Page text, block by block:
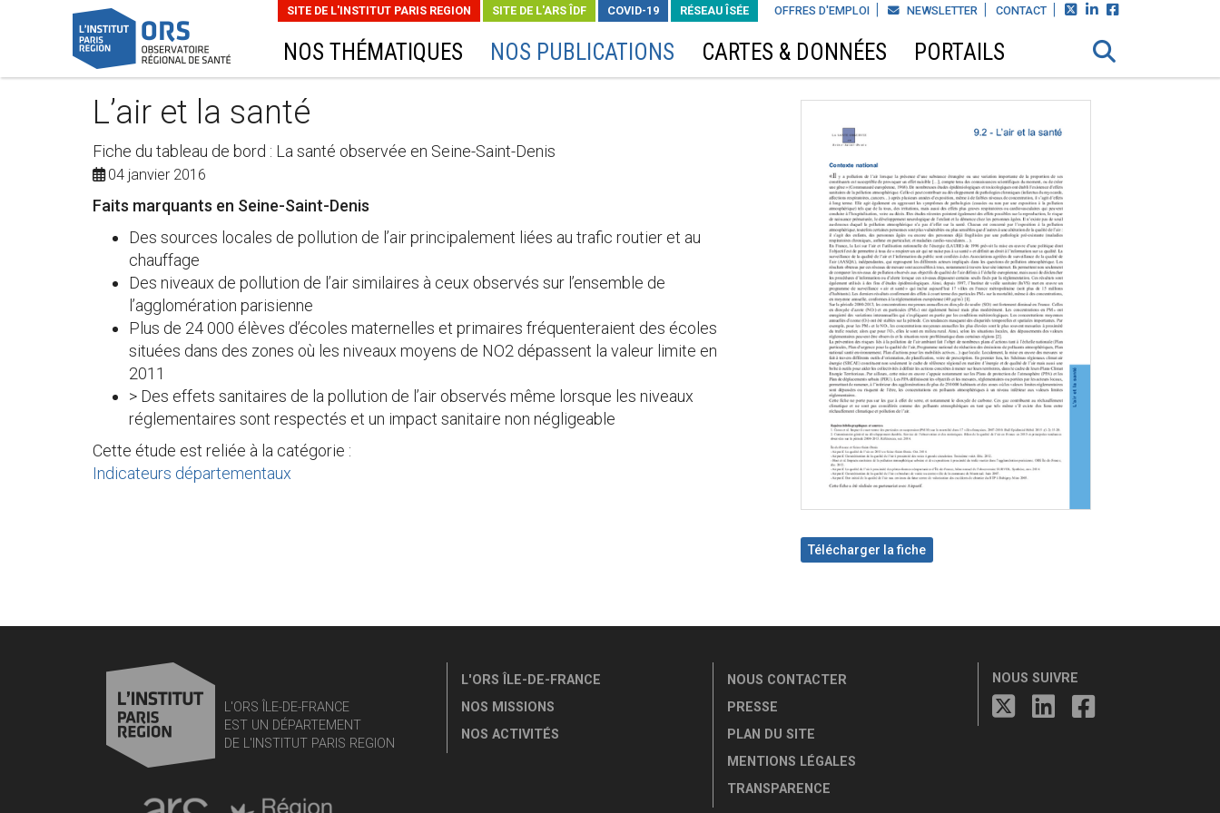
OFFRES D'EMPLOI NEWSLETTER CONTACT   
SITE DE L'INSTITUT PARIS REGION SITE DE L'ARS ÎDF COVID-19 RÉSEAU ÎSÉE
NOS THÉMATIQUES NOS PUBLICATIONS CARTES & DONNÉES PORTAILS
L’air et la santé
Fiche du tableau de bord : La santé observée en Seine-Saint-Denis
04 janvier 2016
Faits marquants en Seine-Saint-Denis
Des sources locales de pollution de l’air principalement liées au trafic routier et au
chauffage
Des niveaux de pollution de l’air similaires à ceux observés sur l’ensemble de
l’agglomération parisienne
Plus de 24 000 élèves d’écoles maternelles et primaires fréquenteraient des écoles
situées dans des zones où les niveaux moyens de NO2 dépassent la valeur limite en
2011
> Des effets sanitaires de la pollution de l’air observés même lorsque les niveaux
réglementaires sont respectés et un impact sanitaire non négligeable
Cette étude est reliée à la catégorie :
Indicateurs départementaux
Télécharger la fiche
L'ORS ÎLE-DE-FRANCE
EST UN DÉPARTEMENT
DE L'INSTITUT PARIS REGION
L'ORS ÎLE-DE-FRANCE
NOS MISSIONS
NOS ACTIVITÉS
NOUS CONTACTER
PRESSE
PLAN DU SITE
MENTIONS LÉGALES
TRANSPARENCE
NOUS SUIVRE